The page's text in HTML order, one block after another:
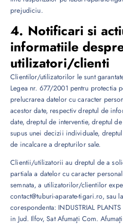
prejudiciu.
4. Notificari si
informatiile
utilizatori/clienti
Clientilor/utilizatorilor le sunt
Legea nr. 677/2001 pentru protectia
prelucrarea datelor cu caracter
acestor date, respectiv dreptul de
date, dreptul de interventie, dreptul
supus unei decizii individuale,
de incalcare a drepturilor sale.
Clientii/utilizatorii au dreptul de a
partiala a datelor cu caracter
semnata, a utilizatorilor/clientilor
contact@tuburi-aparate-tigari.ro, sau
corespondenta: INDUSTRIAL
in Jud. Ilfov, Sat Afumaţi Com.